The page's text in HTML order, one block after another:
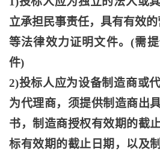
立承担民事责任，具有有效
等法律效力证明文件。(需
件)
2)投标人应为设备制造商或
为代理商，须提供制造商出
书，制造商授权有效期的截
标有效期的截止日期，以及